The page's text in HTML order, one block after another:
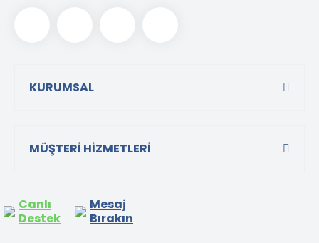
KURUMSAL
MÜŞTERİ HİZMETLERİ
Canlı
Destek
Mesaj
Bırakın